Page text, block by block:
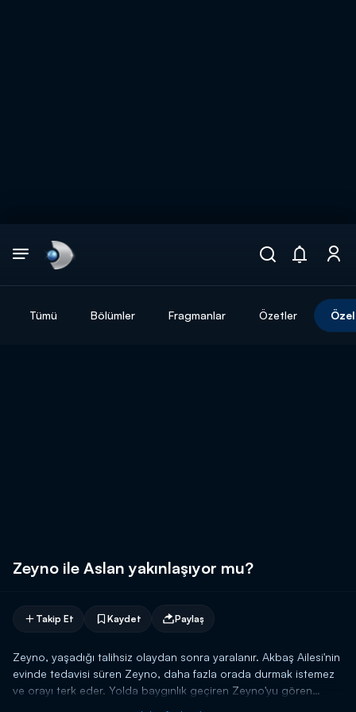
Tümü Bölümler Fragmanlar Özetler
Zeyno ile Aslan yakınlaşıyor mu?
Takip Et Kaydet Paylaş
Zeyno, yaşadığı talihsiz olaydan sonra yaralanır. Akbaş Ailesi'nin
evinde tedavisi süren Zeyno, daha fazla orada durmak istemez
ve orayı terk eder. Yolda baygınlık geçiren Zeyno'yu gören